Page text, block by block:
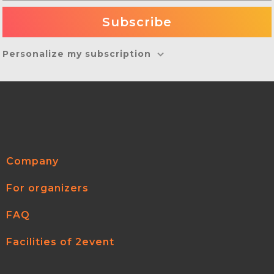
Personalize my subscription
Company
For organizers
FAQ
Facilities of 2event